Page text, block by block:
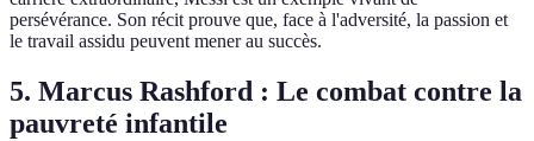
persévérance. Son récit prouve que, face à l'adversité, la passion et
le travail assidu peuvent mener au succès.
5. Marcus Rashford : Le combat contre la
pauvreté infantile